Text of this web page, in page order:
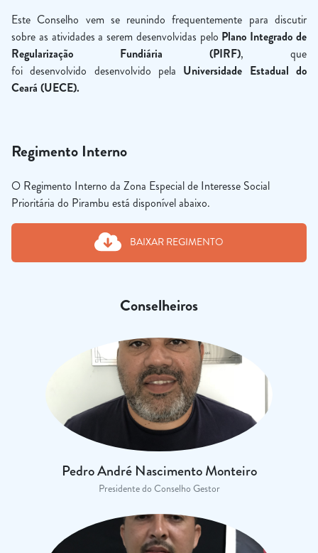
Este Conselho vem se reunindo frequentemente para discutir
sobre as atividades a serem desenvolvidas pelo Plano Integrado de
Regularização Fundiária (PIRF), que
foi desenvolvido desenvolvido pela Universidade Estadual do
Ceará (UECE).
Regimento Interno
O Regimento Interno da Zona Especial de Interesse Social
Prioritária do Pirambu está disponível abaixo.
BAIXAR REGIMENTO
Conselheiros
Pedro André Nascimento Monteiro
Presidente do Conselho Gestor